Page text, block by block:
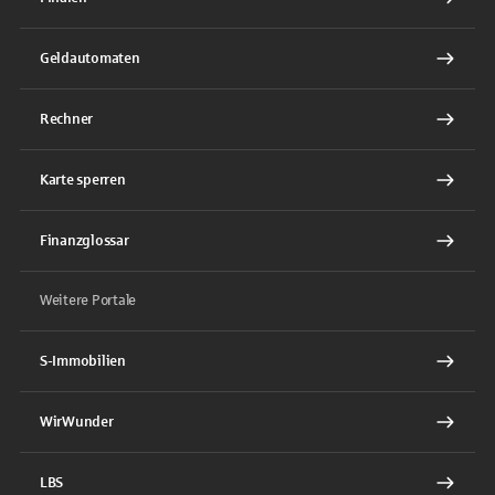
Geldautomaten
Rechner
Karte sperren
Finanzglossar
Weitere Portale
S-Immobilien
WirWunder
LBS